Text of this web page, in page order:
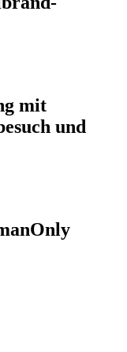
mit
und